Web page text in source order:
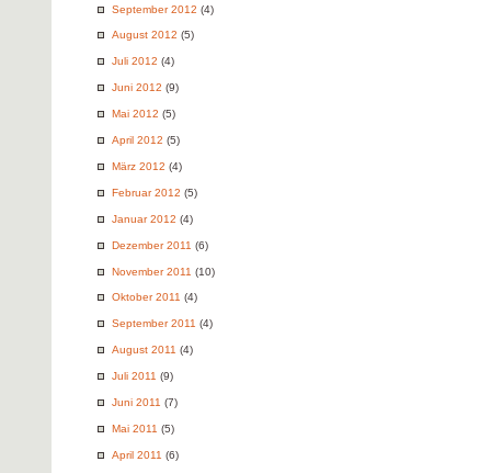
September 2012 (4)
August 2012 (5)
Juli 2012 (4)
Juni 2012 (9)
Mai 2012 (5)
April 2012 (5)
März 2012 (4)
Februar 2012 (5)
Januar 2012 (4)
Dezember 2011 (6)
November 2011 (10)
Oktober 2011 (4)
September 2011 (4)
August 2011 (4)
Juli 2011 (9)
Juni 2011 (7)
Mai 2011 (5)
April 2011 (6)